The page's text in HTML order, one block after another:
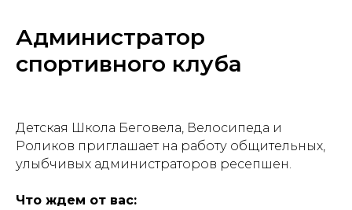
Администратор
спортивного клуба
Детская Школа Беговела, Велосипеда и
Роликов приглашает на работу общительных,
улыбчивых администраторов ресепшен.
Что ждем от вас: